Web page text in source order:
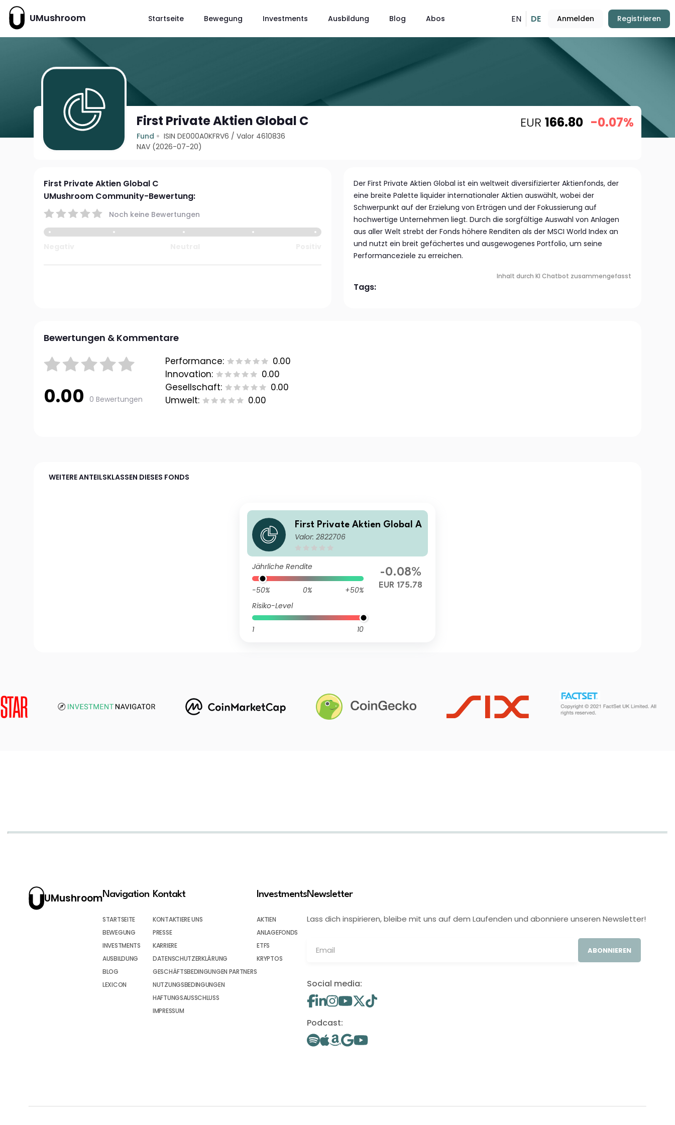
UMushroom Startseite Bewegung Investments Ausbildung Blog Abos EN DE Anmelden Registrieren
First Private Aktien Global C
Fund ISIN DE000A0KFRV6 /Valor 4610836
NAV (2026-07-20)
EUR 166.80 -0.07%
First Private Aktien Global C
UMushroom Community-Bewertung:
Noch keine Bewertungen
Der First Private Aktien Global ist ein weltweit diversifizierter Aktienfonds, der
eine breite Palette liquider internationaler Aktien auswählt, wobei der
Schwerpunkt auf der Erzielung von Erträgen und der Fokussierung auf
hochwertige Unternehmen liegt. Durch die sorgfältige Auswahl von Anlagen
aus aller Welt strebt der Fonds höhere Renditen als der MSCI World Index an
und nutzt ein breit gefächertes und ausgewogenes Portfolio, um seine
Performanceziele zu erreichen.
Inhalt durch KI Chatbot zusammengefasst
Tags:
Bewertungen & Kommentare
0.00 0 Bewertungen
Performance:
0.00
Innovation:
0.00
Gesellschaft:
0.00
Umwelt:
0.00
WEITERE ANTEILSKLASSEN DIESES FONDS
First Private Aktien Global A
Valor: 2822706
Jährliche Rendite
-50% 0%
+50%
Risiko-Level
1 10
-0.08%
EUR 175.78
UMushroomNavigation
STARTSEITE
BEWEGUNG
INVESTMENTS
AUSBILDUNG
BLOG
LEXICON
Kontakt
KONTAKTIERE UNS
PRESSE
KARRIERE
DATENSCHUTZERKLÄRUNG
GESCHÄFTSBEDINGUNGEN PARTNERS
NUTZUNGSBEDINGUNGEN
HAFTUNGSAUSSCHLUSS
IMPRESSUM
Investments
AKTIEN
ANLAGEFONDS
ETFS
KRYPTOS
Newsletter
Lass dich inspirieren, bleibe mit uns auf dem Laufenden und abonniere unseren Newsletter!
ABONNIEREN
Social media:
Podcast: